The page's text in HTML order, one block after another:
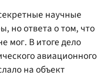
научные
но ответа о том, что
мог. В итоге дело
авиационного
на объект